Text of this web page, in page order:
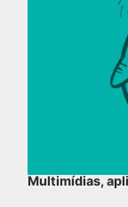
Multimídias,